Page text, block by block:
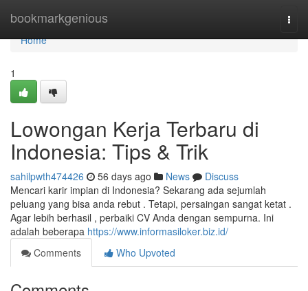
bookmarkgenious
Home
Home
1
Lowongan Kerja Terbaru di
Indonesia: Tips & Trik
sahilpwth474426 56 days ago News
Discuss
Mencari karir impian di Indonesia? Sekarang ada sejumlah
peluang yang bisa anda rebut . Tetapi, persaingan sangat ketat .
Agar lebih berhasil , perbaiki CV Anda dengan sempurna. Ini
adalah beberapa https://www.informasiloker.biz.id/
Comments
Who Upvoted